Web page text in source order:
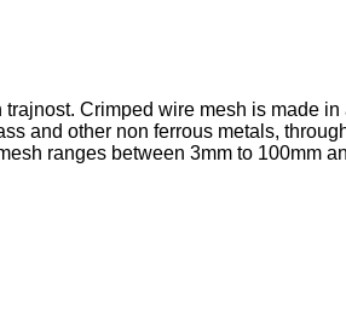
Crimped wire mesh is made
and other non ferrous metals,
ranges between 3mm to 100mm